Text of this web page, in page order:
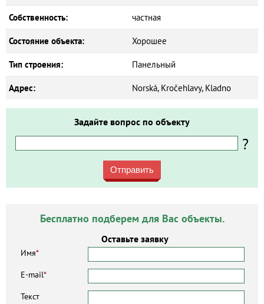
Собственность: частная
Состояние объекта: Хорошее
Тип строения: Панельный
Адрес: Norská, Kročehlavy, Kladno
Задайте вопрос по объекту
?
Отправить
Бесплатно подберем для Вас объекты.
Оставьте заявку
Имя*
E-mail*
Текст